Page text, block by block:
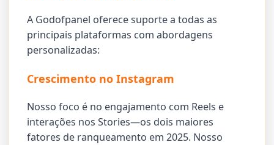
A Godofpanel oferece suporte a todas as
principais plataformas com abordagens
personalizadas:
Crescimento no Instagram
Nosso foco é no engajamento com Reels e
interações nos Stories—os dois maiores
fatores de ranqueamento em 2025. Nosso